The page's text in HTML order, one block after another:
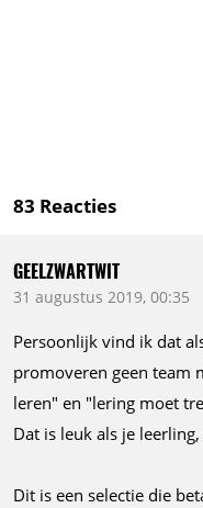
83 Reacties
GEELZWARTWIT
31 augustus 2019, 00:35
Persoonlijk vind ik dat
promoveren geen team
leren" en "lering moet
Dat is leuk als je
Dit is een selectie die